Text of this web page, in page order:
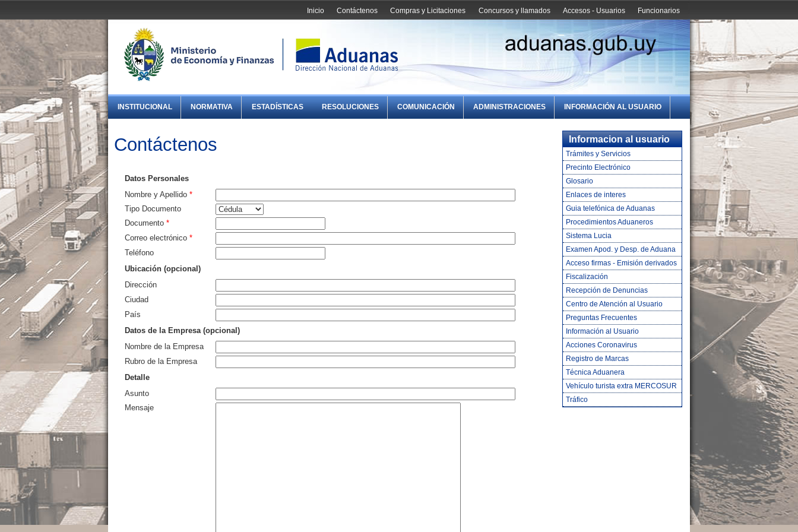
Funcionarios
Accesos - Usuarios
Concursos y llamados
Compras y Licitaciones
Contáctenos
Inicio
INSTITUCIONAL NORMATIVA ESTADÍSTICAS RESOLUCIONES COMUNICACIÓN ADMINISTRACIONES INFORMACIÓN AL USUARIO
Contáctenos
Datos Personales
Nombre y Apellido *
Tipo Documento
Documento *
Correo electrónico *
Teléfono
Ubicación (opcional)
Dirección
Ciudad
País
Datos de la Empresa (opcional)
Nombre de la Empresa
Rubro de la Empresa
Detalle
Asunto
Mensaje
Informacion al usuario
Trámites y Servicios
Precinto Electrónico
Glosario
Enlaces de interes
Guia telefónica de Aduanas
Procedimientos Aduaneros
Sistema Lucia
Examen Apod. y Desp. de Aduana
Acceso firmas - Emisión derivados
Fiscalización
Recepción de Denuncias
Centro de Atención al Usuario
Preguntas Frecuentes
Información al Usuario
Acciones Coronavirus
Registro de Marcas
Técnica Aduanera
Vehículo turista extra MERCOSUR
Tráfico